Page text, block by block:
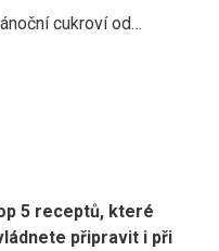
cukroví od…
5 receptů, které
připravit i při